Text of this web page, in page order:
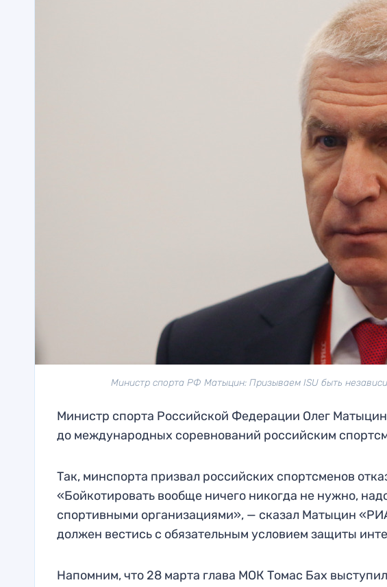
Министр спорта РФ Матыцин: Призываем ISU быть
Министр спорта Российской Федерации Олег
до международных соревнований российским
Так, минспорта призвал российских спортсменов
«Бойкотировать вообще ничего никогда не нужно,
спортивными организациями», — сказал Матыцин
должен вестись с обязательным условием защиты
Напомним, что 28 марта глава МОК Томас Бах